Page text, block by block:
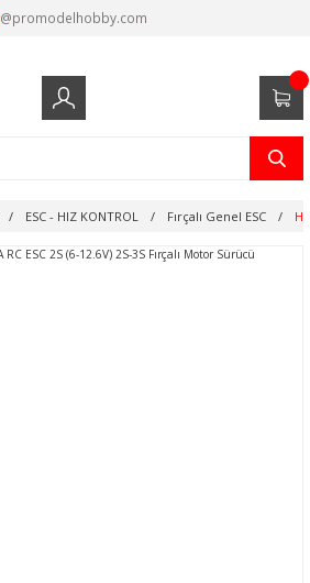
@promodelhobby.com
ESC - HIZ KONTROL Fırçalı Genel ESC